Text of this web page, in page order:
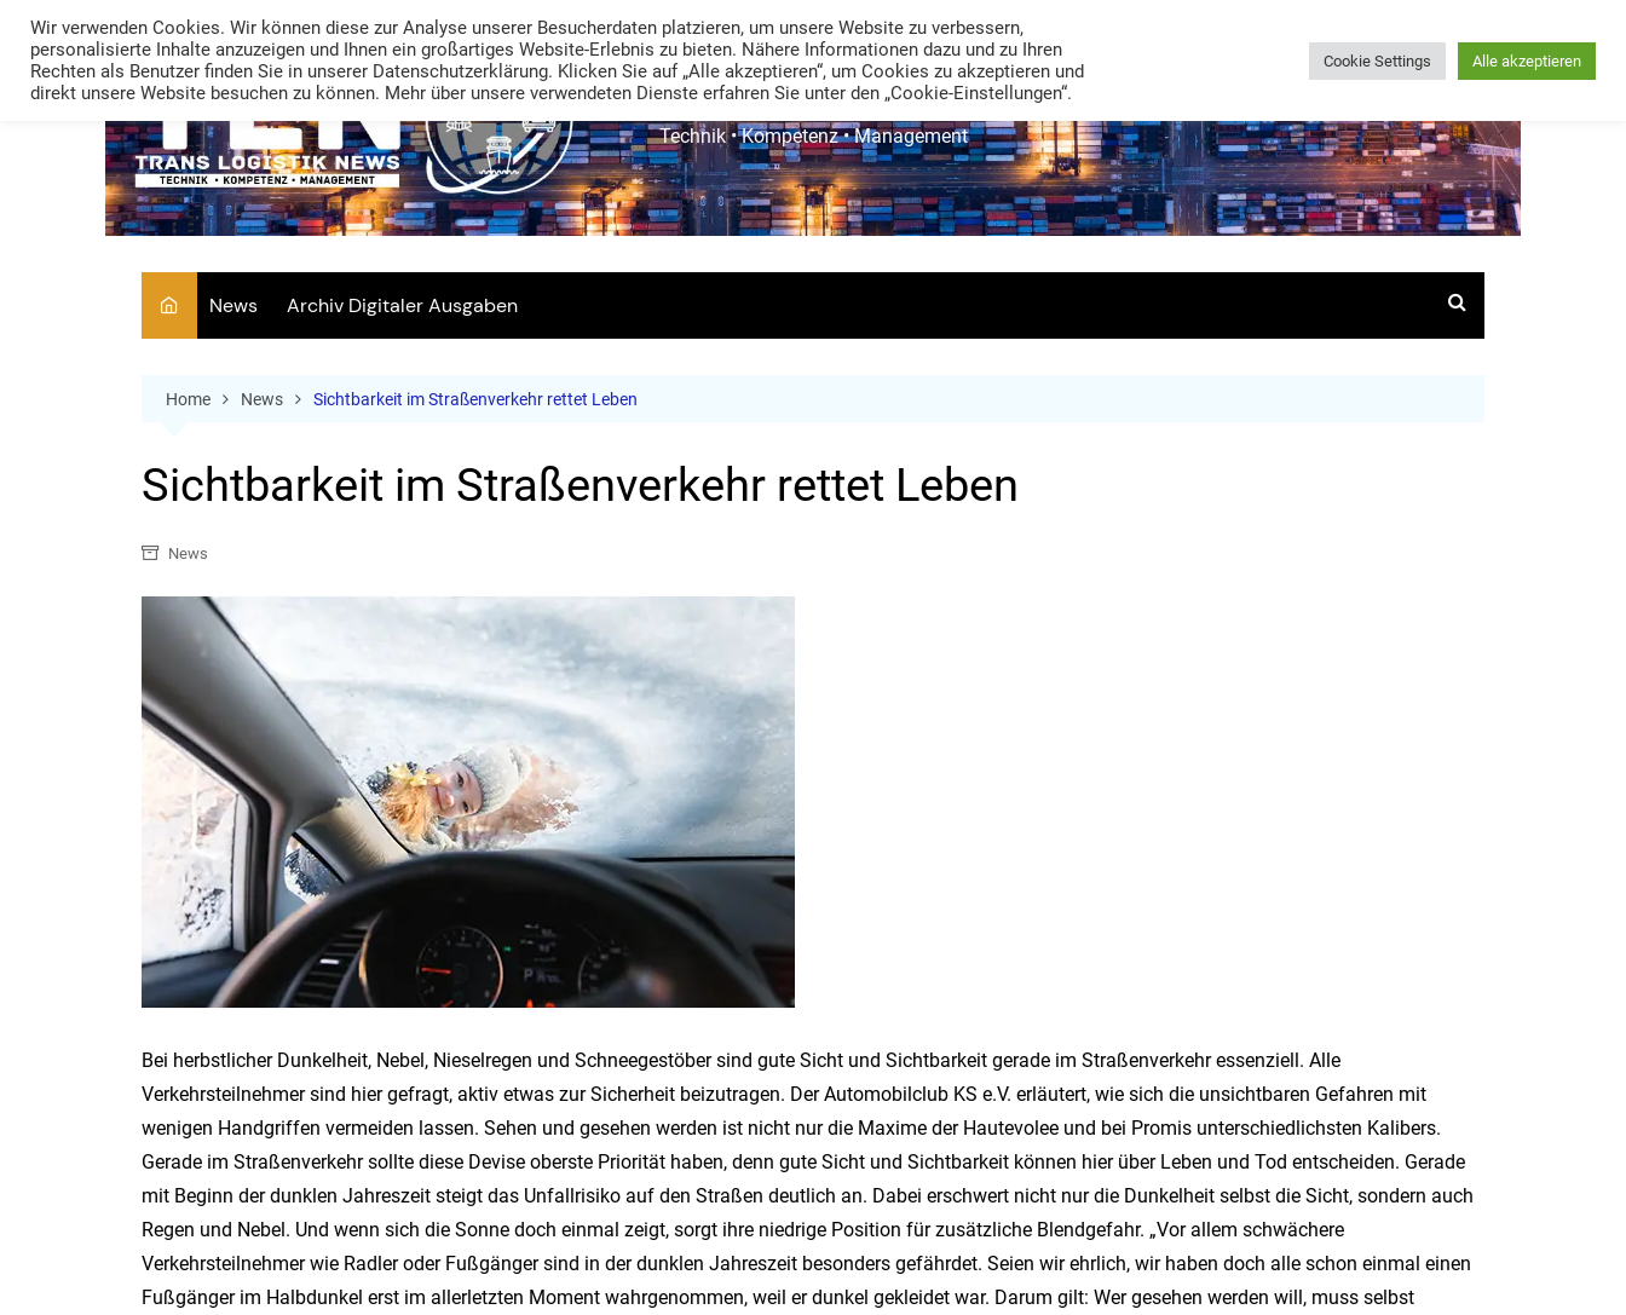
content
TRANS LOGISTIK NEWS
Technik • Kompetenz • Management
News Archiv Digitaler Ausgaben
Home News Sichtbarkeit im Straßenverkehr rettet Leben
Sichtbarkeit im Straßenverkehr rettet Leben
News
Bei herbstlicher Dunkelheit, Nebel, Nieselregen und Schneegestöber sind gute Sicht und Sichtbarkeit gerade im Straßenverkehr essenziell. Alle
Verkehrsteilnehmer sind hier gefragt, aktiv etwas zur Sicherheit beizutragen. Der Automobilclub KS e.V. erläutert, wie sich die unsichtbaren Gefahren mit
wenigen Handgriffen vermeiden lassen. Sehen und gesehen werden ist nicht nur die Maxime der Hautevolee und bei Promis unterschiedlichsten Kalibers.
Gerade im Straßenverkehr sollte diese Devise oberste Priorität haben, denn gute Sicht und Sichtbarkeit können hier über Leben und Tod entscheiden. Gerade
mit Beginn der dunklen Jahreszeit steigt das Unfallrisiko auf den Straßen deutlich an. Dabei erschwert nicht nur die Dunkelheit selbst die Sicht, sondern auch
Regen und Nebel. Und wenn sich die Sonne doch einmal zeigt, sorgt ihre niedrige Position für zusätzliche Blendgefahr. „Vor allem schwächere
Verkehrsteilnehmer wie Radler oder Fußgänger sind in der dunklen Jahreszeit besonders gefährdet. Seien wir ehrlich, wir haben doch alle schon einmal einen
Fußgänger im Halbdunkel erst im allerletzten Moment wahrgenommen, weil er dunkel gekleidet war. Darum gilt: Wer gesehen werden will, muss selbst
Wir verwenden Cookies. Wir können diese zur Analyse unserer Besucherdaten platzieren, um unsere Website zu verbessern,
personalisierte Inhalte anzuzeigen und Ihnen ein großartiges Website-Erlebnis zu bieten. Nähere Informationen dazu und zu Ihren
Rechten als Benutzer finden Sie in unserer Datenschutzerklärung. Klicken Sie auf „Alle akzeptieren“, um Cookies zu akzeptieren und
direkt unsere Website besuchen zu können. Mehr über unsere verwendeten Dienste erfahren Sie unter den „Cookie-Einstellungen“.
Cookie Settings Alle akzeptieren